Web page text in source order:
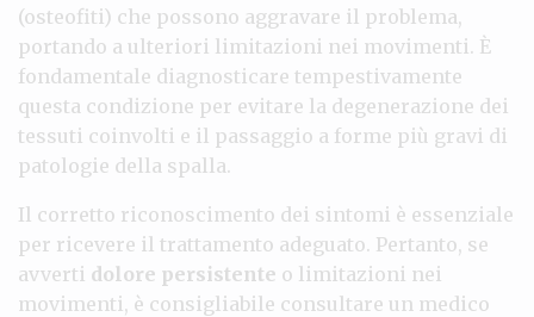
(osteofiti) che possono aggravare il problema,
portando a ulteriori limitazioni nei movimenti. È
fondamentale diagnosticare tempestivamente
questa condizione per evitare la degenerazione dei
tessuti coinvolti e il passaggio a forme più gravi di
patologie della spalla.
Il corretto riconoscimento dei sintomi è essenziale
per ricevere il trattamento adeguato. Pertanto, se
avverti dolore persistente o limitazioni nei
movimenti, è consigliabile consultare un medico